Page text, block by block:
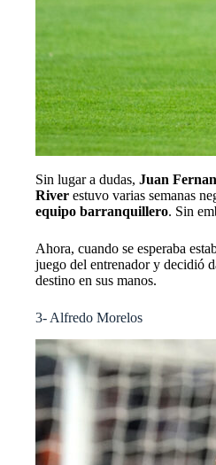
Sin lugar a dudas, Juan
River estuvo varias semanas
equipo barranquillero. Sin
Ahora, cuando se esperaba
juego del entrenador y decidió
destino en sus manos.
3- Alfredo Morelos